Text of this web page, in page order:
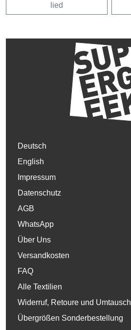
lied
Deutsch
English
Impressum
Datenschutz
AGB
WhatsApp
Über Uns
Versandkosten
FAQ
Alle Textilien
Widerruf, Retoure und Umtausch
Übergrößen Sonderbestellung